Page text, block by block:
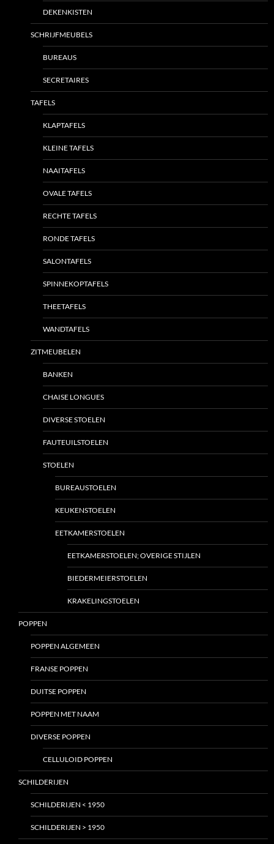
DEKENKISTEN
SCHRIJFMEUBELS
BUREAUS
SECRETAIRES
TAFELS
KLAPTAFELS
KLEINE TAFELS
NAAITAFELS
OVALE TAFELS
RECHTE TAFELS
RONDE TAFELS
SALONTAFELS
SPINNEKOPTAFELS
THEETAFELS
WANDTAFELS
ZITMEUBELEN
BANKEN
CHAISE LONGUES
DIVERSE STOELEN
FAUTEUILSTOELEN
STOELEN
BUREAUSTOELEN
KEUKENSTOELEN
EETKAMERSTOELEN
EETKAMERSTOELEN; OVERIGE STIJLEN
BIEDERMEIERSTOELEN
KRAKELINGSTOELEN
POPPEN
POPPEN ALGEMEEN
FRANSE POPPEN
DUITSE POPPEN
POPPEN MET NAAM
DIVERSE POPPEN
CELLULOID POPPEN
SCHILDERIJEN
SCHILDERIJEN < 1950
SCHILDERIJEN > 1950